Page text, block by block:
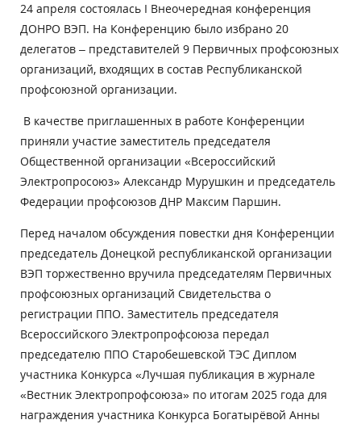
24 апреля состоялась I Внеочередная конференция
ДОНРО ВЭП. На Конференцию было избрано 20
делегатов – представителей 9 Первичных профсоюзных
организаций, входящих в состав Республиканской
профсоюзной организации.
В качестве приглашенных в работе Конференции
приняли участие заместитель председателя
Общественной организации «Всероссийский
Электропросоюз» Александр Мурушкин и председатель
Федерации профсоюзов ДНР Максим Паршин.
Перед началом обсуждения повестки дня Конференции
председатель Донецкой республиканской организации
ВЭП торжественно вручила председателям Первичных
профсоюзных организаций Свидетельства о
регистрации ППО. Заместитель председателя
Всероссийского Электропрофсоюза передал
председателю ППО Старобешевской ТЭС Диплом
участника Конкурса «Лучшая публикация в журнале
«Вестник Электропрофсоюза» по итогам 2025 года для
награждения участника Конкурса Богатырёвой Анны